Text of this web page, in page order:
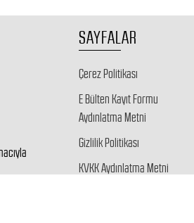
SAYFALAR
Çerez Politikası
E Bülten Kayıt Formu
Aydınlatma Metni
Gizlilik Politikası
KVKK Aydınlatma Metni